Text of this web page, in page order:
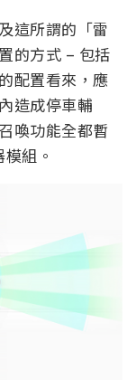
這所謂的「雷
的方式 – 包括
配置看來，應
造成停車輔
喚功能全都暫
組。